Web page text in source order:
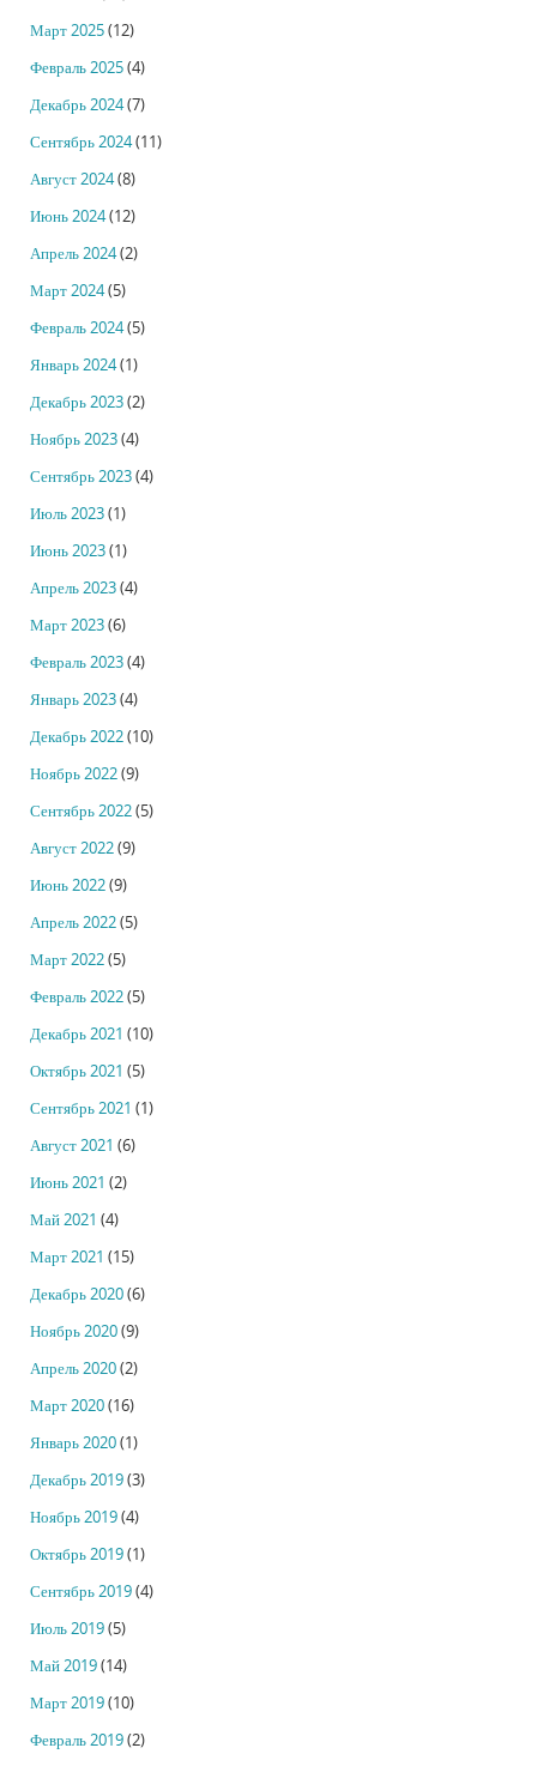
Март 2025(12)
Февраль 2025(4)
Декабрь 2024(7)
Сентябрь 2024(11)
Август 2024(8)
Июнь 2024(12)
Апрель 2024(2)
Март 2024(5)
Февраль 2024(5)
Январь 2024(1)
Декабрь 2023(2)
Ноябрь 2023(4)
Сентябрь 2023(4)
Июль 2023(1)
Июнь 2023(1)
Апрель 2023(4)
Март 2023(6)
Февраль 2023(4)
Январь 2023(4)
Декабрь 2022(10)
Ноябрь 2022(9)
Сентябрь 2022(5)
Август 2022(9)
Июнь 2022(9)
Апрель 2022(5)
Март 2022(5)
Февраль 2022(5)
Декабрь 2021 (10)
Октябрь 2021 (5)
Сентябрь 2021 (1)
Август 2021 (6)
Июнь 2021 (2)
Май 2021 (4)
Март 2021 (15)
Декабрь 2020(6)
Ноябрь 2020(9)
Апрель 2020(2)
Март 2020(16)
Январь 2020(1)
Декабрь 2019(3)
Ноябрь 2019(4)
Октябрь 2019(1)
Сентябрь 2019(4)
Июль 2019(5)
Май 2019(14)
Март 2019(10)
Февраль 2019(2)